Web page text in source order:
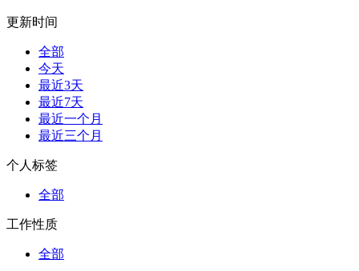
更新时间
全部
今天
最近3天
最近7天
最近一个月
最近三个月
个人标签
全部
工作性质
全部